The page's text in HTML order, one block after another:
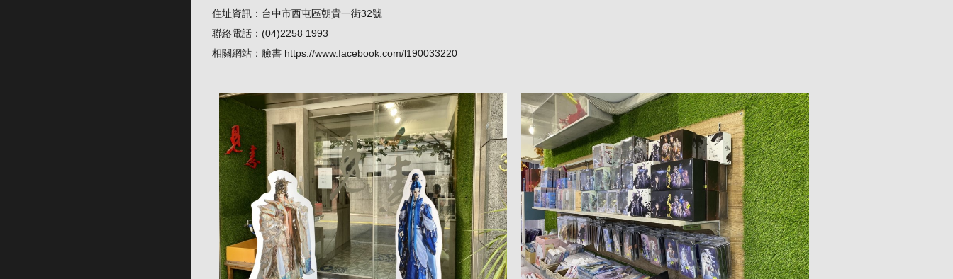
住址資訊：台中市西屯區朝貴一街32號
聯絡電話：(04)2258 1993
相關網站：臉書 https://www.facebook.com/l190033220